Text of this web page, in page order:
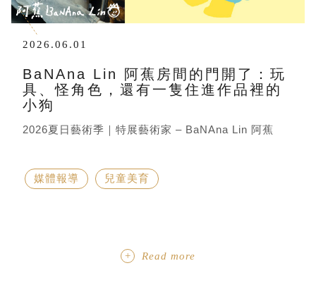
2026.06.01
BaNAna Lin 阿蕉房間的門開了：玩
具、怪角色，還有一隻住進作品裡的
小狗
2026夏日藝術季｜特展藝術家 – BaNAna Lin 阿蕉
媒體報導 兒童美育
Read more